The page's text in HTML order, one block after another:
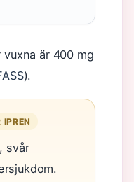
är 400 mg
).
IPREN
svår